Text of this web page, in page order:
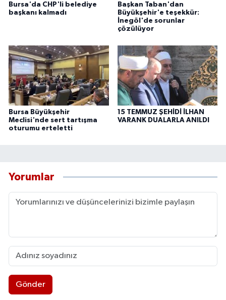
Bursa'da CHP'li belediye
başkanı kalmadı
Başkan Taban'dan
Büyükşehir'e teşekkür:
İnegöl'de sorunlar
çözülüyor
Bursa Büyükşehir
Meclisi'nde sert tartışma
oturumu erteletti
15 TEMMUZ ŞEHİDİ İLHAN
VARANK DUALARLA ANILDI
Yorumlar
Gönder